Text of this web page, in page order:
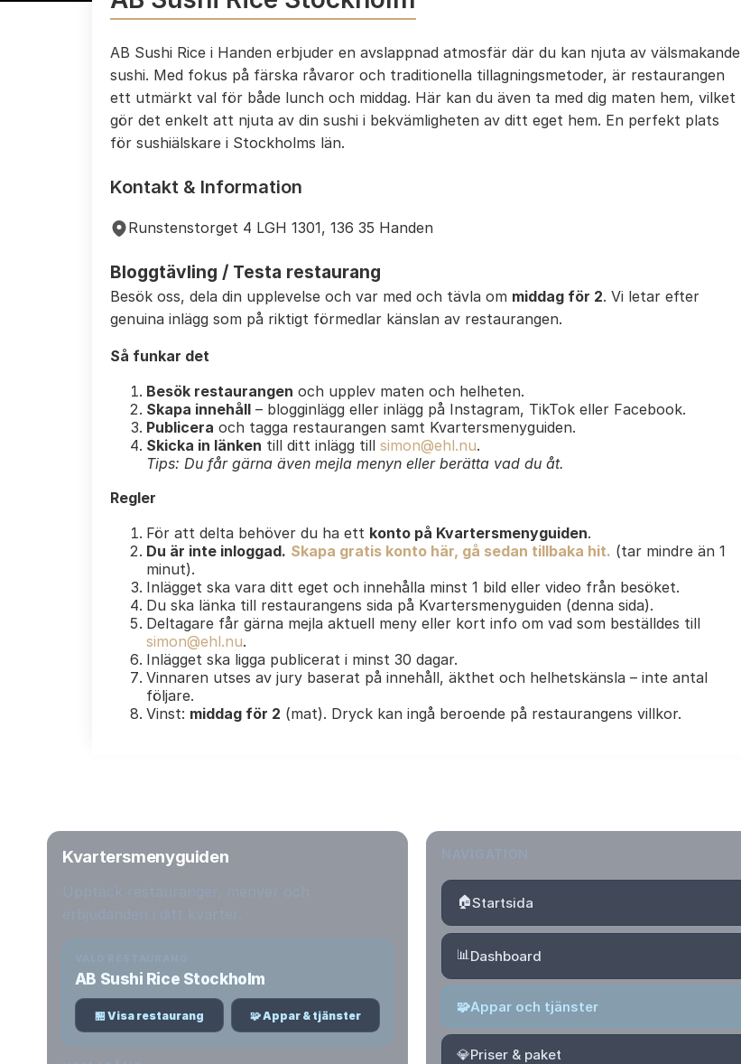
AB Sushi Rice i Handen erbjuder en avslappnad atmosfär där du kan njuta av välsmakande
sushi. Med fokus på färska råvaror och traditionella tillagningsmetoder, är restaurangen
ett utmärkt val för både lunch och middag. Här kan du även ta med dig maten hem, vilket
gör det enkelt att njuta av din sushi i bekvämligheten av ditt eget hem. En perfekt plats
för sushiälskare i Stockholms län.
Kontakt & Information
Runstenstorget 4 LGH 1301, 136 35 Handen
Bloggtävling / Testa restaurang
Besök oss, dela din upplevelse och var med och tävla om middag för 2. Vi letar efter
genuina inlägg som på riktigt förmedlar känslan av restaurangen.
Så funkar det
Besök restaurangen och upplev maten och helheten.
Skapa innehåll – blogginlägg eller inlägg på Instagram, TikTok eller Facebook.
Publicera och tagga restaurangen samt Kvartersmenyguiden.
Skicka in länken till ditt inlägg till simon@ehl.nu.
Tips: Du får gärna även mejla menyn eller berätta vad du åt.
Regler
För att delta behöver du ha ett konto på Kvartersmenyguiden.
Du är inte inloggad. Skapa gratis konto här, gå sedan tillbaka hit. (tar mindre än 1
minut).
Inlägget ska vara ditt eget och innehålla minst 1 bild eller video från besöket.
Du ska länka till restaurangens sida på Kvartersmenyguiden (denna sida).
Deltagare får gärna mejla aktuell meny eller kort info om vad som beställdes till
simon@ehl.nu.
Inlägget ska ligga publicerat i minst 30 dagar.
Vinnaren utses av jury baserat på innehåll, äkthet och helhetskänsla – inte antal
följare.
Vinst: middag för 2 (mat). Dryck kan ingå beroende på restaurangens villkor.
Kvartersmenyguiden
AB Sushi Rice Stockholm
🏪 Visa restaurang 🧩 Appar & tjänster
🏠Startsida
📊Dashboard
🧩Appar och tjänster
💎Priser & paket